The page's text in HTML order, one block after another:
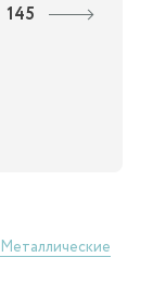
145
Металлические